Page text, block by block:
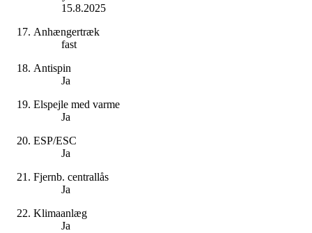
15.8.2025
Anhængertræk
fast
Antispin
Ja
Elspejle med varme
Ja
ESP/ESC
Ja
Fjernb. centrallås
Ja
Klimaanlæg
Ja